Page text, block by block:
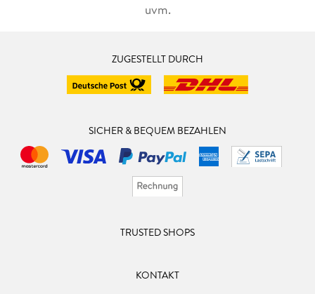
uvm.
ZUGESTELLT DURCH
SICHER & BEQUEM BEZAHLEN
TRUSTED SHOPS
KONTAKT